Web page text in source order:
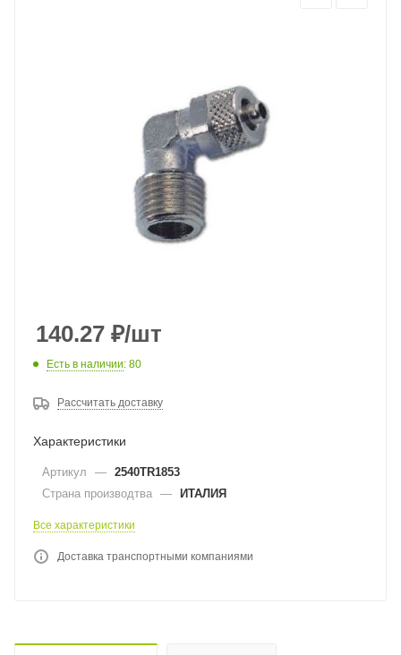
140.27 ₽/шт
Есть в наличии: 80
Рассчитать доставку
Характеристики
Артикул — 2540TR1853
Страна производтва — ИТАЛИЯ
Все характеристики
Доставка транспортными компаниями